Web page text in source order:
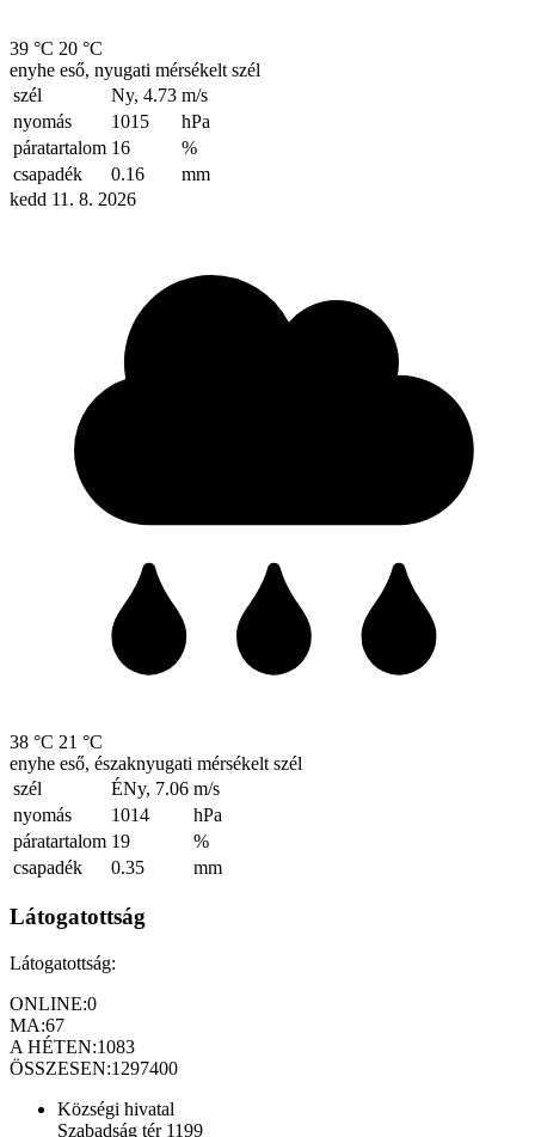
39 °C 20 °C
enyhe eső, nyugati mérsékelt szél
szél
Ny, 4.73 m/s
nyomás
1015
hPa
páratartalom 16
%
csapadék
0.16
mm
kedd 11. 8. 2026
38 °C 21 °C
enyhe eső, északnyugati mérsékelt szél
szél
ÉNy, 7.06 m/s
nyomás
1014
hPa
páratartalom 19
%
csapadék
0.35 mm
Látogatottság
Látogatottság:
ONLINE:0
MA:67
A HÉTEN:1083
ÖSSZESEN:1297400
Községi hivatal
Szabadság tér 1199